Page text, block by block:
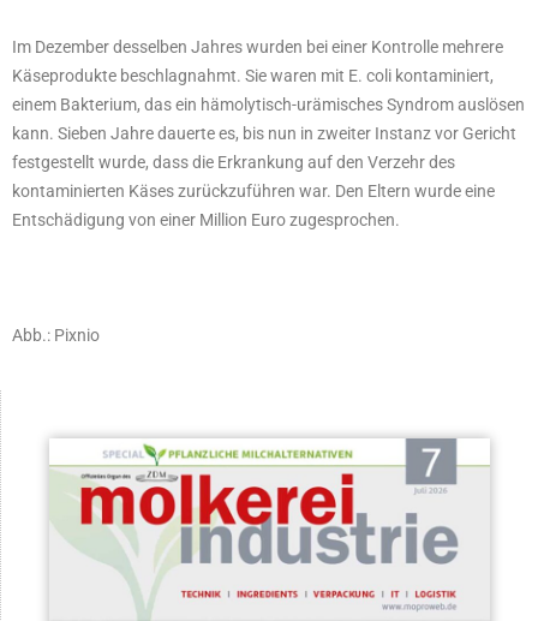
Im Dezember desselben Jahres wurden bei einer Kontrolle mehrere
Käseprodukte beschlagnahmt. Sie waren mit E. coli kontaminiert,
einem Bakterium, das ein hämolytisch-urämisches Syndrom auslösen
kann. Sieben Jahre dauerte es, bis nun in zweiter Instanz vor Gericht
festgestellt wurde, dass die Erkrankung auf den Verzehr des
kontaminierten Käses zurückzuführen war. Den Eltern wurde eine
Entschädigung von einer Million Euro zugesprochen.
Abb.: Pixnio